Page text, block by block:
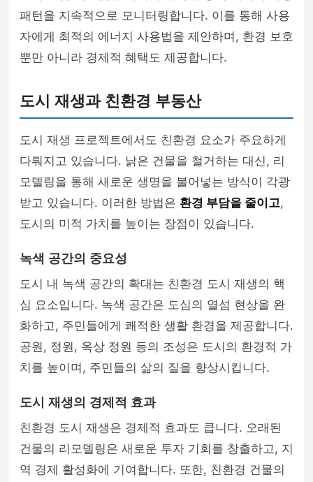
패턴을 지속적으로 모니터링합니다. 이를 통해 사용
자에게 최적의 에너지 사용법을 제안하며, 환경 보호
뿐만 아니라 경제적 혜택도 제공합니다.
도시 재생과 친환경 부동산
도시 재생 프로젝트에서도 친환경 요소가 주요하게
다뤄지고 있습니다. 낡은 건물을 철거하는 대신, 리
모델링을 통해 새로운 생명을 불어넣는 방식이 각광
받고 있습니다. 이러한 방법은 환경 부담을 줄이고,
도시의 미적 가치를 높이는 장점이 있습니다.
녹색 공간의 중요성
도시 내 녹색 공간의 확대는 친환경 도시 재생의 핵
심 요소입니다. 녹색 공간은 도심의 열섬 현상을 완
화하고, 주민들에게 쾌적한 생활 환경을 제공합니다.
공원, 정원, 옥상 정원 등의 조성은 도시의 환경적 가
치를 높이며, 주민들의 삶의 질을 향상시킵니다.
도시 재생의 경제적 효과
친환경 도시 재생은 경제적 효과도 큽니다. 오래된
건물의 리모델링은 새로운 투자 기회를 창출하고, 지
역 경제 활성화에 기여합니다. 또한, 친환경 건물의